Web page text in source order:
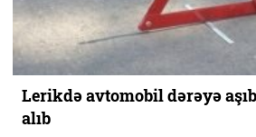
Lerikdə avtomobil dərəyə
alıb